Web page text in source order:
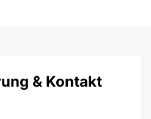
& Kontakt